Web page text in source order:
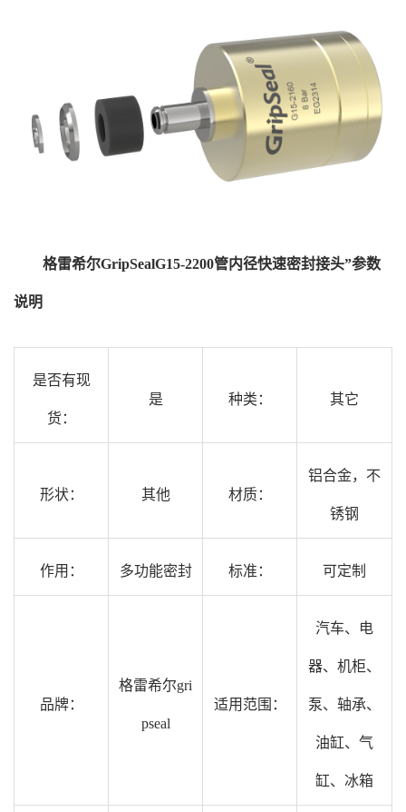
格雷希尔GripSealG15-2200管内径快速密封接头”参数
说明
是否有现
货：
是 种类： 其它
形状： 其他 材质：
铝合金，不
锈钢
作用： 多功能密封 标准： 可定制
品牌：
格雷希尔gri
pseal
适用范围：
汽车、电
器、机柜、
泵、轴承、
油缸、气
缸、冰箱